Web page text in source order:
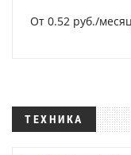
От 0.52 руб./
ТЕХНИКА